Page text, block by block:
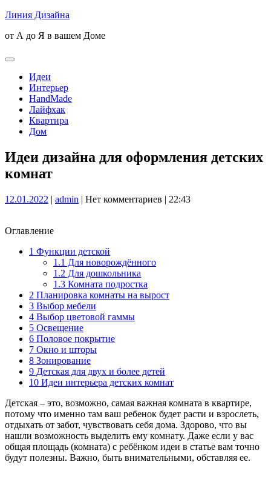
Skip
content
Линия Дизайна
от А до Я в вашем Доме
Open
ButtonИдеи
Интерьер
HandMade
Лайфхак
Квартира
Дом
Close
Button
Идеи дизайна для оформления детских
комнат
12.01.2022 12.01.2022
| admin admin
| Нет комментариев | 22:43
Оглавление
1 Функции детской
1.1 Для новорождённого
1.2 Для дошкольника
1.3 Комната подростка
2 Планировка комнаты на вырост
3 Выбор мебели
4 Выбор цветовой гаммы
5 Освещение
6 Половое покрытие
7 Окно и шторы
8 Зонирование
9 Детская для двух и более детей
10 Идеи интерьера детских комнат
Детская – это, возможно, самая важная комната в квартире,
потому что именно там ваш ребенок будет расти и взрослеть,
отдыхать от забот, чувствовать себя дома. Здорово, что вы
нашли возможность выделить ему комнату. Даже если у вас
общая площадь (комната) с ребёнком идеи в статье вам точно
будут полезны. Важно, быть внимательными, обставляя ее.